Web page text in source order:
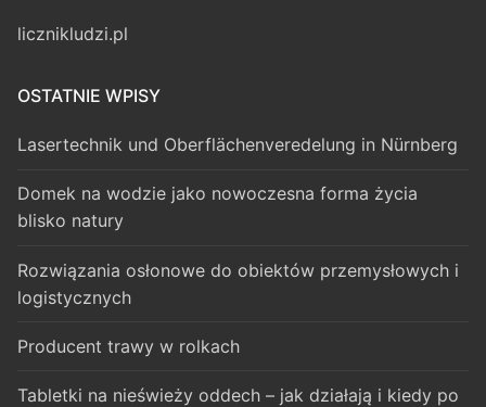
licznikludzi.pl
OSTATNIE WPISY
Lasertechnik und Oberflächenveredelung in Nürnberg
Domek na wodzie jako nowoczesna forma życia
blisko natury
Rozwiązania osłonowe do obiektów przemysłowych i
logistycznych
Producent trawy w rolkach
Tabletki na nieświeży oddech – jak działają i kiedy po